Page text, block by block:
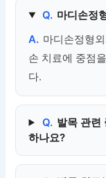
Q. 마디손정
A. 마디손정형
손 치료에 중점
다.
Q. 발목 관련
하나요?